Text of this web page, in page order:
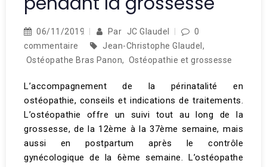
06/11/2019 Par JC Glaudel
0
commentaire
Jean-Christophe Glaudel ,
Ostéopathe Bras Panon, Ostéopathie et grossesse
L’accompagnement de la périnatalité en
ostéopathie, conseils et indications de traitements.
L’ostéopathie offre un suivi tout au long de la
grossesse, de la 12ème à la 37ème semaine, mais
aussi en postpartum après le contrôle
gynécologique de la 6ème semaine. L’ostéopathe